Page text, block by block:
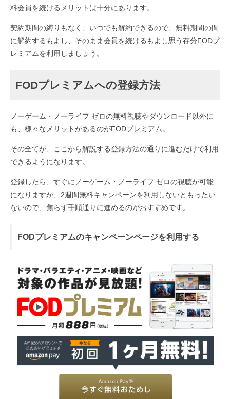
料会員を続けるメリットは十分にあります。
契約期間の縛りもなく、いつでも解約できるので、無料期間の間
に解約するもよし、そのまま会員を続けるもよし思う存分FODプ
レミアムを利用しましょう。
FODプレミアムへの登録方法
ノーゲーム・ノーライフ ゼロの無料視聴やダウンロード以外に
も、様々なメリットがあるのがFODプレミアム。
その全てが、ここから解説する登録方法の通りに進むだけで利用
できるようになります。
登録したら、すぐにノーゲーム・ノーライフ ゼロの視聴が可能
になりますが、2週間無料キャンペーンを利用しないともったい
ないので、焦らず手順通りに進めるのがおすすめです。
FODプレミアムのキャンペーンページを利用する